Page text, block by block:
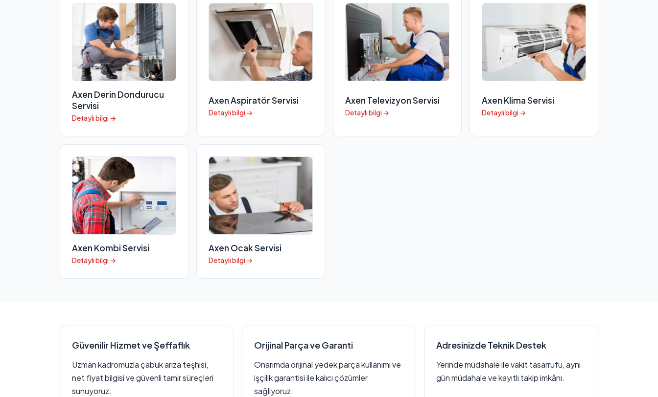
Axen Derin Dondurucu
Servisi
Detaylı bilgi →
Axen Aspiratör Servisi
Detaylı bilgi →
Axen Televizyon Servisi
Detaylı bilgi →
Axen Klima Servisi
Detaylı bilgi →
Axen Kombi Servisi
Detaylı bilgi →
Axen Ocak Servisi
Detaylı bilgi →
Güvenilir Hizmet ve Şeffaflık
Uzman kadromuzla çabuk arıza teşhisi,
net fiyat bilgisi ve güvenli tamir süreçleri
sunuyoruz.
Orijinal Parça ve Garanti
Onarımda orijinal yedek parça kullanımı ve
işçilik garantisi ile kalıcı çözümler
sağlıyoruz.
Adresinizde Teknik Destek
Yerinde müdahale ile vakit tasarrufu, aynı
gün müdahale ve kayıtlı takip imkânı.